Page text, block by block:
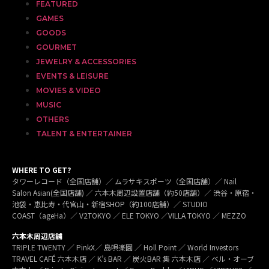
FEATURED
GAMES
GOODS
GOURMET
JEWELRY & ACCESSORIES
EVENTS & LEISURE
MOVIES & VIDEO
MUSIC
OTHERS
TALENT & ENTERTAINER
WHERE TO GET?
タワーレコード（全国店舗）／ ムラサキスポーツ（全国店舗）／ Nail
Salon Asian(全国店舗) ／ 六本木周辺設置店舗（約50店舗）／ 渋谷・原宿・
池袋・恵比寿・代官山・新宿SHOP（約100店舗）／ STUDIO
COAST（ageHa）／ V2TOKYO ／ ELE TOKYO ／VILLA TOKYO ／ MEZZO
六本木周辺店舗
TRIPLE TWENTY ／ PinkX／ 島唄楽園 ／ Holl Point ／ World Investors
TRAVEL CAFÉ 六本木店 ／ K’s BAR ／ 炭火BAR 集 六本木店 ／ ベル・オーブ